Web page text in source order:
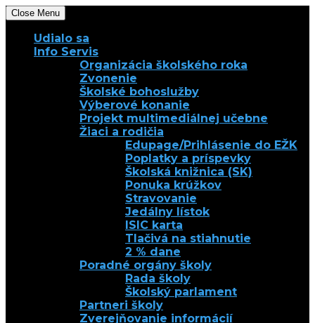
Close Menu
Udialo sa
Info Servis
Organizácia školského roka
Zvonenie
Školské bohoslužby
Výberové konanie
Projekt multimediálnej učebne
Žiaci a rodičia
Edupage/Prihlásenie do EŽK
Poplatky a príspevky
Školská knižnica (SK)
Ponuka krúžkov
Stravovanie
Jedálny lístok
ISIC karta
Tlačivá na stiahnutie
2 % dane
Poradné orgány školy
Rada školy
Školský parlament
Partneri školy
Zverejňovanie informácií